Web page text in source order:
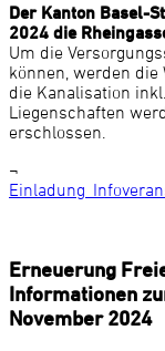
Der Kanton Basel-
2024 die
Um die
können, werden die
die Kanalisation
Liegenschaften
erschlossen.
¬
Erneuerung
Informationen
November 2024